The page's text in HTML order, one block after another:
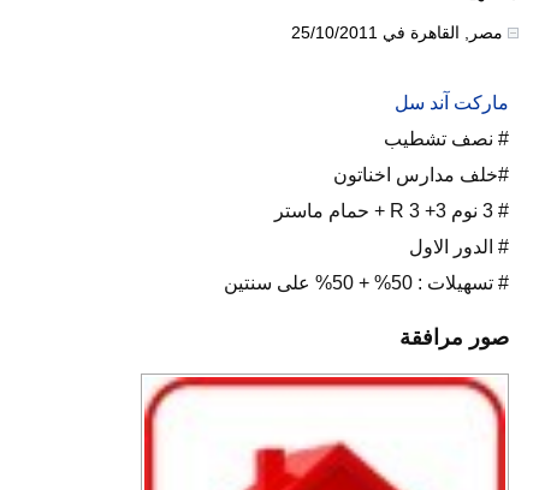
مصر القاهرة في 25/10/2011
ماركت آند سل
# نصف تشطيب
#خلف مدارس اخناتون
# 3 نوم 3+ R 3 + حمام ماستر
# الدور الاول
# تسهيلات : 50% + 50% على سنتين
صور مرافقة